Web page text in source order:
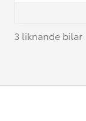
3 liknande bilar